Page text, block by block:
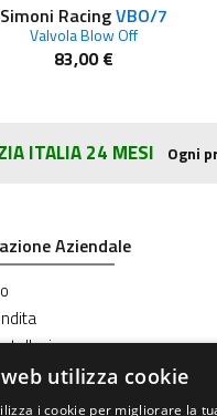
Simoni RacingVBO/7
Valvola Blow Off
83,00 €
ITALIA 24 MESI Ogni
Aziendale
vetri
utilizza cookie
i cookie per migliorare la